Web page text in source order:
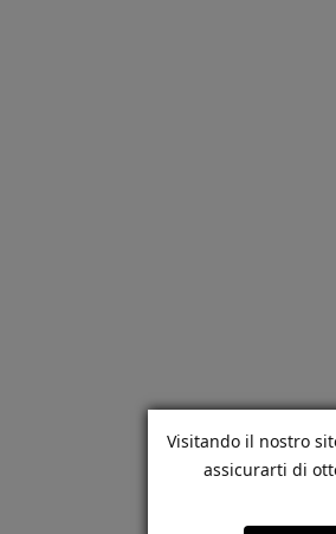
Visitando il nostro
assicurarti di